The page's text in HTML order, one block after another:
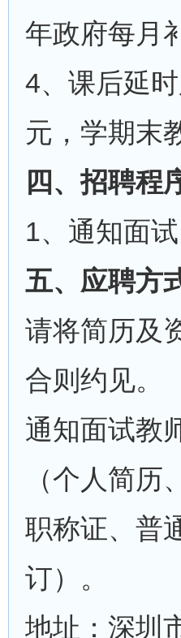
年政府每月
4、课后延
元，学期末
四、招聘程
1、通知面
五、应聘方
请将简历及
合则约见。
通知面试教
（个人简
职称证、普
订）。
地址：深圳